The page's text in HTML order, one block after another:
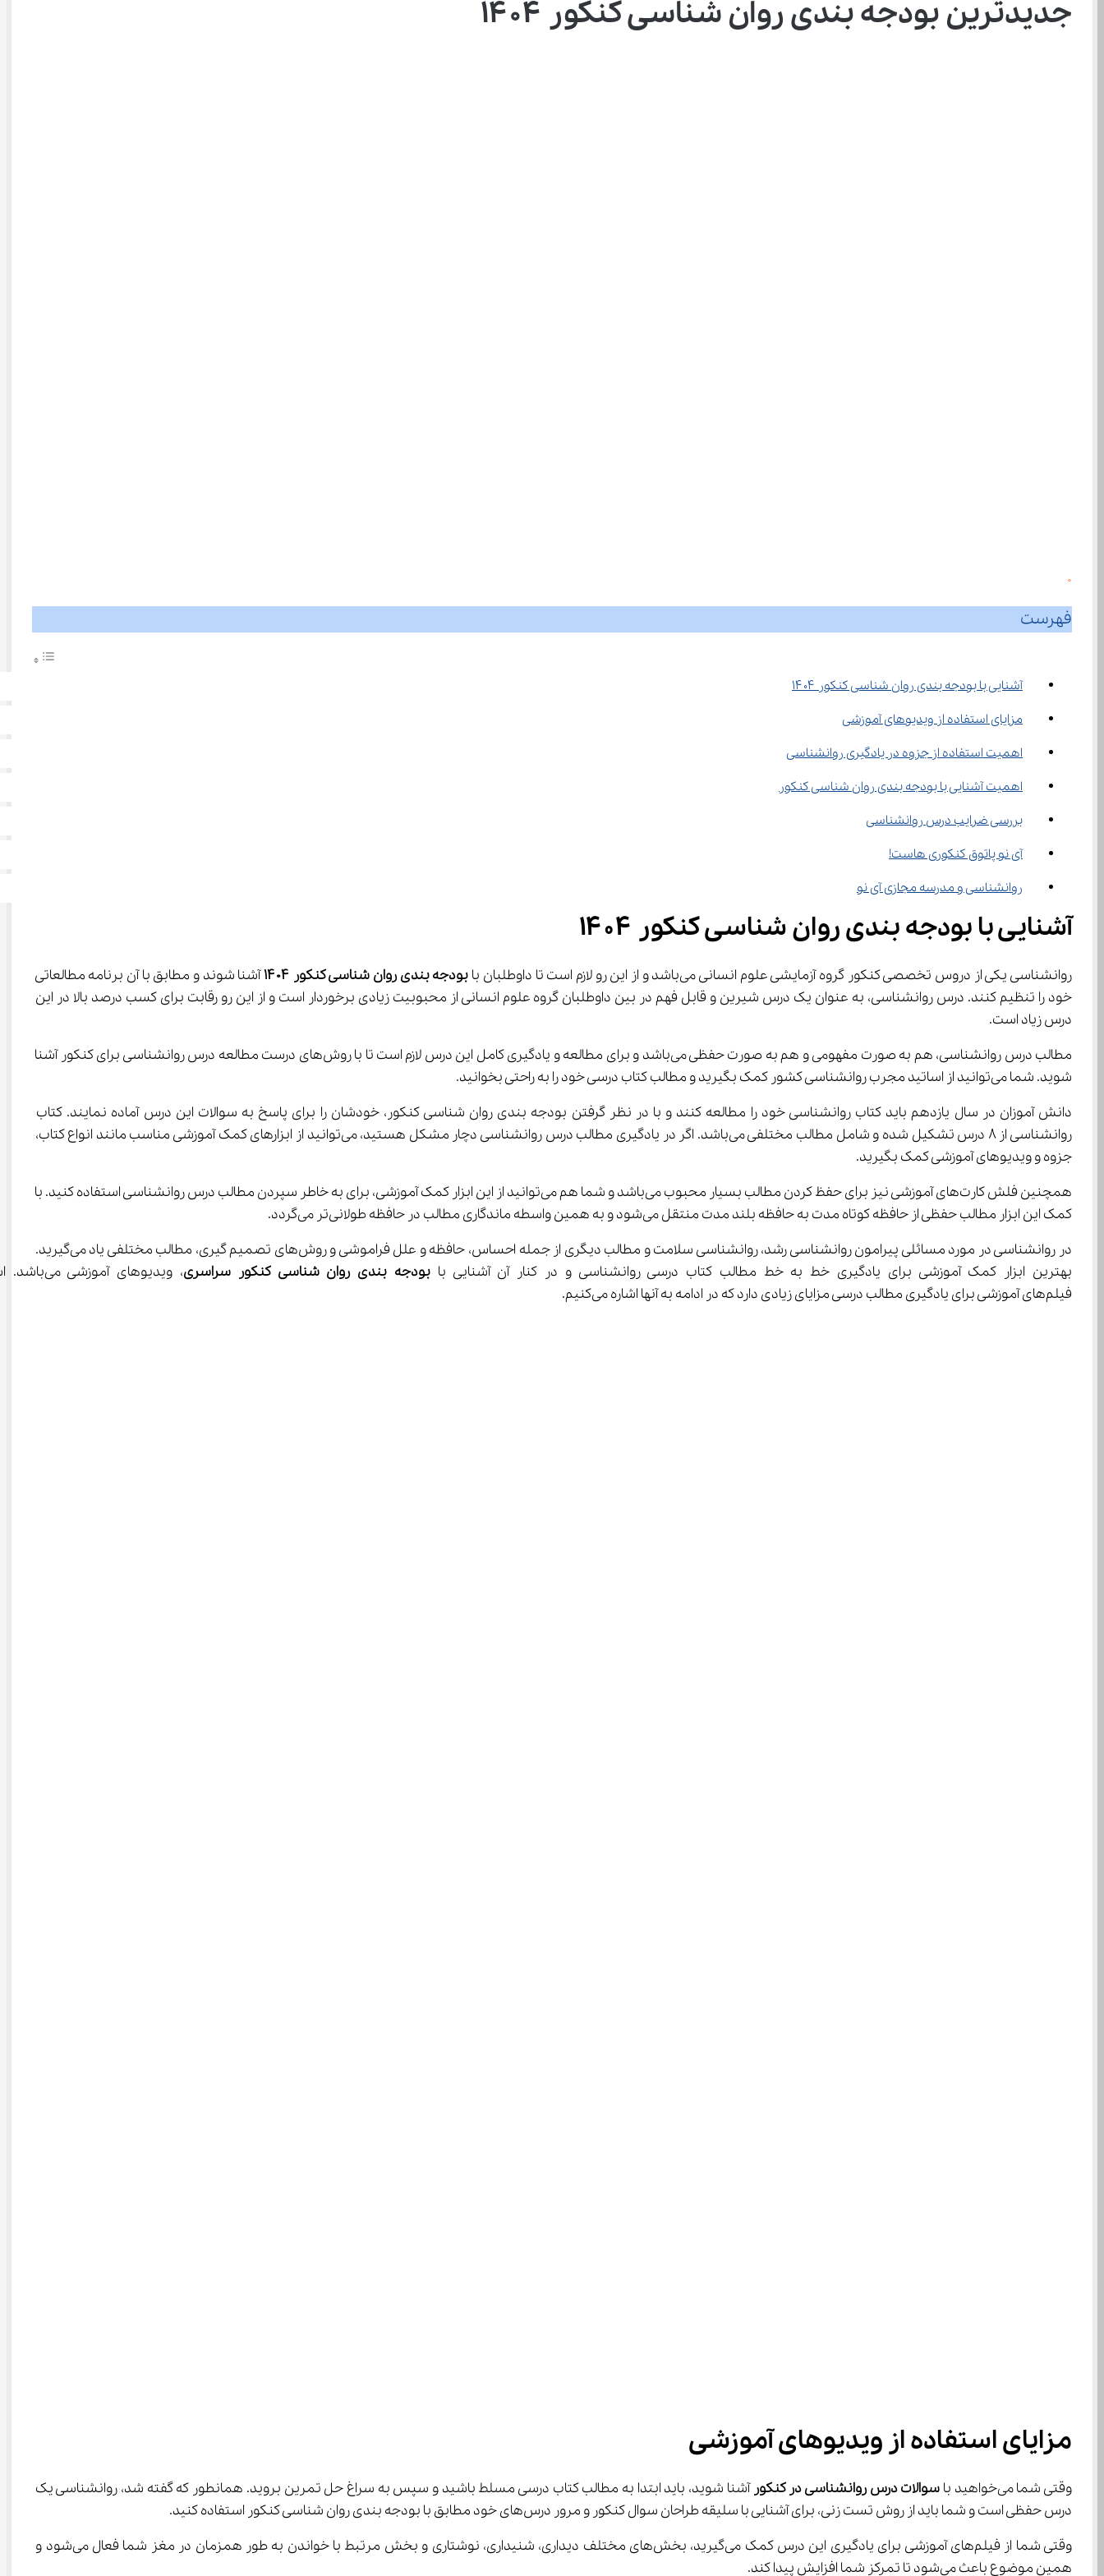
جدیدترین بودجه بندی روان شناسی کنکور ۱۴۰۴
0
فهرست
آشنایی با بودجه بندی روان شناسی کنکور ۱۴۰۴
مزایای استفاده از ویدیوهای آموزشی
اهمیت استفاده از جزوه در یادگیری روانشناسی
اهمیت آشنایی با بودجه بندی روان شناسی کنکور
بررسی ضرایب درس روانشناسی
آی نو پاتوق کنکوری هاست!
روانشناسی و مدرسه مجازی آی نو
آشنایی با بودجه بندی روان شناسی کنکور ۱۴۰۴
روانشناسی یکی از دروس تخصصی کنکور گروه آزمایشی علوم انسانی می‌باشد و از این رو لازم است تا داوطلبان با بودجه بندی روان شناسی کنکور ۱۴۰۴ آشنا شوند و مطابق با آن برنامه مطالعاتی
خود را تنظیم کنند.‌ درس روانشناسی، به عنوان یک درس شیرین و قابل فهم در بین داوطلبان گروه علوم انسانی از محبوبیت زیادی برخوردار است و از این رو رقابت برای کسب درصد بالا در این
درس زیاد است.
مطالب درس روانشناسی، هم به صورت مفهومی و هم به صورت حفظی می‌باشد و برای مطالعه و یادگیری کامل این درس لازم است تا با روش‌های درست مطالعه درس روانشناسی برای کنکور آشنا
شوید. شما می‌توانید از اساتید مجرب روانشناسی کشور کمک بگیرید و مطالب کتاب درسی خود را به راحتی بخوانید.
دانش آموزان در سال یازدهم باید کتاب روانشناسی خود را مطالعه کنند و با در نظر گرفتن بودجه بندی روان شناسی کنکور، خودشان را برای پاسخ به سوالات این درس آماده نمایند. کتاب
روانشناسی از ۸ درس تشکیل شده و شامل مطالب مختلفی می‌باشد. اگر در یادگیری مطالب درس روانشناسی دچار مشکل هستید، می‌توانید از ابزارهای کمک آموزشی مناسب مانند انواع کتاب،
جزوه و ویدیوهای آموزشی کمک بگیرید.
همچنین فلش کارت‌های آموزشی نیز برای حفظ کردن مطالب بسیار محبوب می‌باشد و شما هم می‌توانید از این ابزار کمک آموزشی، برای به خاطر سپردن مطالب درس روانشناسی استفاده کنید. با
کمک این ابزار مطالب حفظی از حافظه کوتاه مدت به حافظه بلند مدت منتقل می‌شود و به همین واسطه ماندگاری مطالب در حافظه طولانی‌تر می‌گردد.
در روانشناسی در مورد مسائلی پیرامون روانشناسی رشد، روانشناسی سلامت و مطالب دیگری از جمله احساس، حافظه و علل فراموشی و روش‌های تصمیم گیری، مطالب مختلفی یاد می‌گیرید.
بهترین ابزار کمک آموزشی برای یادگیری خط به خط مطالب کتاب درسی روانشناسی و در کنار آن آشنایی با بودجه بندی روان شناسی کنکور سراسری
، ویدیوهای
فیلم‌های آموزشی برای یادگیری مطالب درسی مزایای زیادی دارد که در ادامه به آنها اشاره می‌کنیم.
مزایای استفاده از ویدیوهای آموزشی
وقتی شما می‌خواهید با سوالات درس روانشناسی در کنکور آشنا شوید، باید ابتدا به مطالب کتاب درسی مسلط باشید و سپس به سراغ حل تمرین بروید. همانطور که گفته شد، روانشناسی یک
درس حفظی است و شما باید از روش تست زنی، برای آشنایی با سلیقه طراحان سوال کنکور و مرور درس‌های خود مطابق با بودجه بندی روان شناسی کنکور استفاده کنید.
وقتی شما از فیلم‌های آموزشی برای یادگیری این درس کمک می‌گیرید، بخش‌های مختلف دیداری، شنیداری، نوشتاری و بخش مرتبط با خواندن به طور همزمان در مغز شما فعال می‌شود و
همین موضوع باعث می‌شود تا تمرکز شما افزایش پیدا کند.